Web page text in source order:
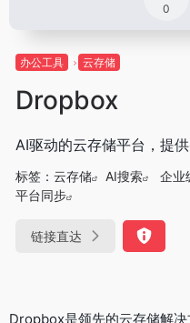
0
办公工具 云存储
Dropbox
AI驱动的云存储平台，提
标签： 云存储 AI搜索 企业
平台同步
链接直达
Dropbox是领先的云存储解